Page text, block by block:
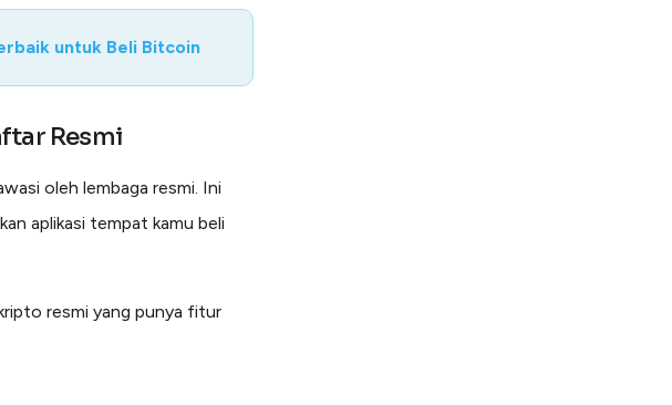
untuk Beli Bitcoin
Resmi
oleh lembaga resmi. Ini
aplikasi tempat kamu beli
resmi yang punya fitur